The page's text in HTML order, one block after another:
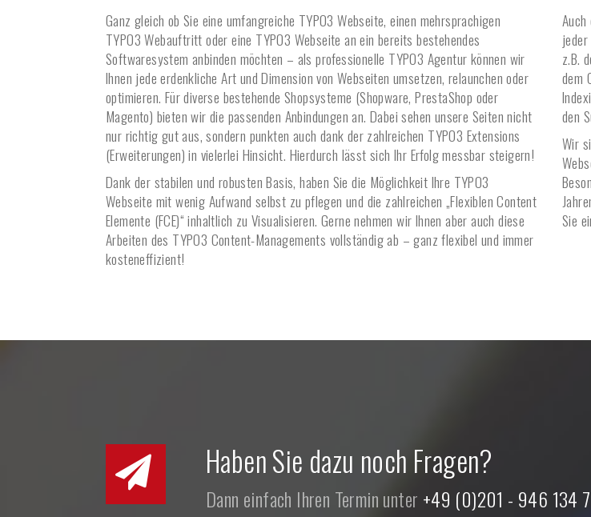
Ganz gleich ob Sie eine umfangreiche TYPO3 Webseite, einen mehrsprachigen
TYPO3 Webauftritt oder eine TYPO3 Webseite an ein bereits bestehendes
Softwaresystem anbinden möchten – als professionelle TYPO3 Agentur können wir
Ihnen jede erdenkliche Art und Dimension von Webseiten umsetzen, relaunchen oder
optimieren. Für diverse bestehende Shopsysteme (Shopware, PrestaShop oder
Magento) bieten wir die passenden Anbindungen an. Dabei sehen unsere Seiten nicht
nur richtig gut aus, sondern punkten auch dank der zahlreichen TYPO3 Extensions
(Erweiterungen) in vielerlei Hinsicht. Hierdurch lässt sich Ihr Erfolg messbar steigern!
Dank der stabilen und robusten Basis, haben Sie die Möglichkeit Ihre TYPO3
Webseite mit wenig Aufwand selbst zu pflegen und die zahlreichen „Flexiblen Content
Elemente (FCE)“ inhaltlich zu Visualisieren. Gerne nehmen wir Ihnen aber auch diese
Arbeiten des TYPO3 Content-Managements vollständig ab – ganz flexibel und immer
kosteneffizient!
z.B.
dem
den
Wir
Sie
Haben Sie dazu noch Fragen?
Dann einfach Ihren Termin unter +49 (0)201 - 946 134